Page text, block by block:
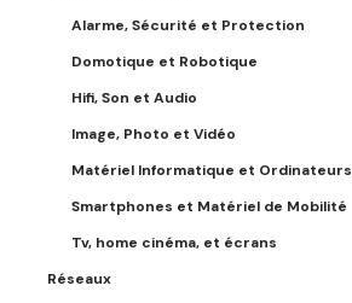
Alarme, Sécurité et Protection
Domotique et Robotique
Hifi, Son et Audio
Image, Photo et Vidéo
Matériel Informatique et Ordinateurs
Smartphones et Matériel de Mobilité
Tv, home cinéma, et écrans
Réseaux